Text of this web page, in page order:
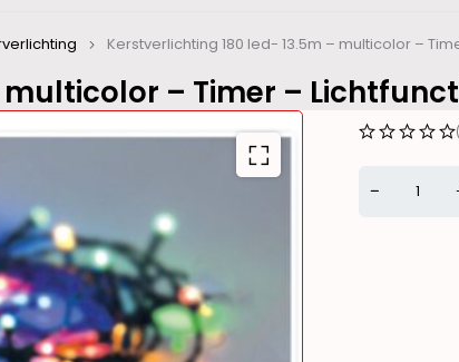
– Timer –
Kerstverlichting 180 led- 13.5m – multicolor –